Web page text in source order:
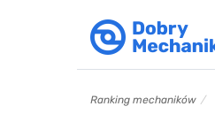
Ranking mechaników